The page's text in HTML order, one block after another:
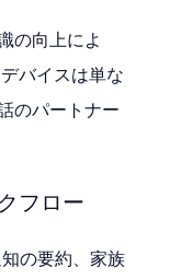
の向上によ
バイスは単な
のパートナー
フロー
の要約、家族